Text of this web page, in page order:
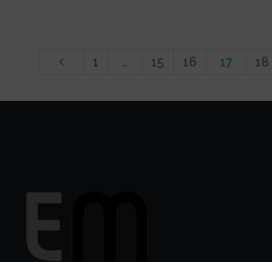
1 … 15 16 17 18